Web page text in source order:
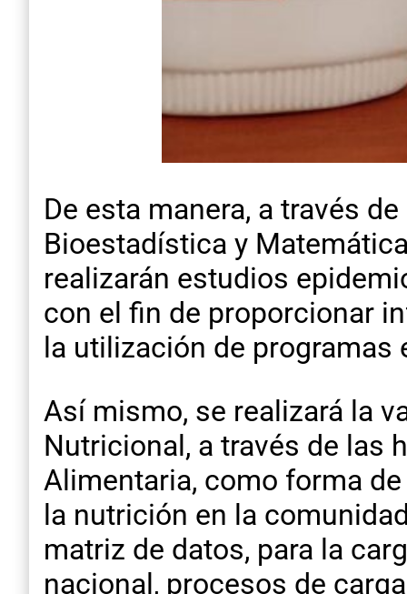
De esta manera, a través
Bioestadística y
realizarán estudios
con el fin de proporcionar
la utilización de programas
Así mismo, se realizará la
Nutricional, a través de las
Alimentaria, como forma
la nutrición en la
matriz de datos, para la
nacional, procesos de